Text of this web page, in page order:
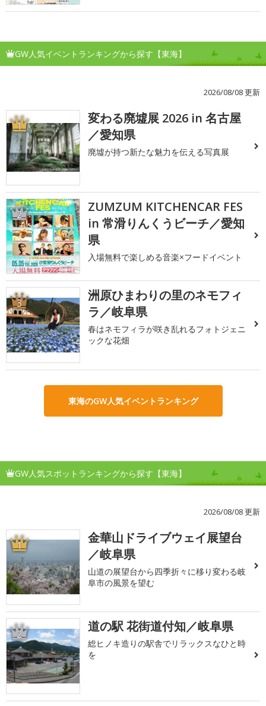
GW人気イベントランキングから探す【東海】
2026/08/08 更新
1
変わる廃墟展 2026 in 名古屋
／愛知県
廃墟が持つ新たな魅力を伝える写真展
2
ZUMZUM KITCHENCAR FES
in 常滑りんくうビーチ／愛知
県
入場無料で楽しめる音楽×フードイベント
3
洲原ひまわりの里のネモフィ
ラ／岐阜県
春はネモフィラが咲き乱れるフォトジェニ
ックな花畑
東海のGW人気イベントランキング
GW人気スポットランキングから探す【東海】
2026/08/08 更新
1
金華山ドライブウェイ展望台
／岐阜県
山道の展望台から四季折々に移り変わる岐
阜市の風景を望む
2 道の駅 花街道付知／岐阜県
総ヒノキ造りの駅舎でリラックスなひと時
を